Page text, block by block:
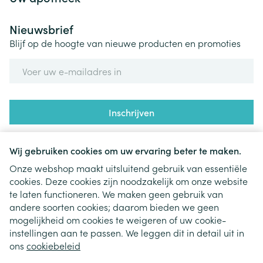
Wij gebruiken cookies om uw ervaring beter te maken.
Onze webshop maakt uitsluitend gebruik van essentiële
cookies. Deze cookies zijn noodzakelijk om onze website
te laten functioneren. We maken geen gebruik van
andere soorten cookies; daarom bieden we geen
mogelijkheid om cookies te weigeren of uw cookie-
instellingen aan te passen. We leggen dit in detail uit in
ons cookiebeleid
Nieuwsbrief
Blijf op de hoogte van nieuwe producten en promoties
Inschrijven
nieuwsbrief en gaat u akkoord met onzeprivacy policy.
Juridische links